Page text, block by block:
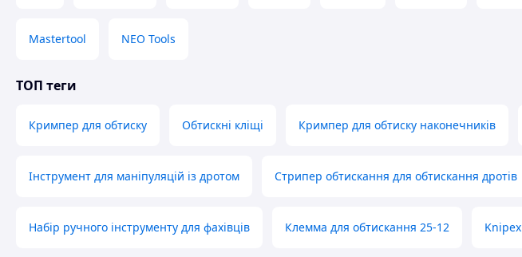
Mastertool NEO Tools
ТОП теги
Кримпер для обтиску Обтискні кліщі Кримпер для обтиску наконечників
Інструмент для маніпуляцій із дротом Стрипер обтискання для обтискання дротів
Набір ручного інструменту для фахівців Клемма для обтискання 25-12 Knipex